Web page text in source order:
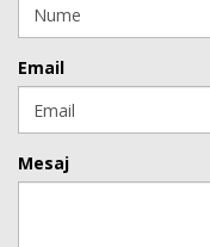
Email
Mesaj